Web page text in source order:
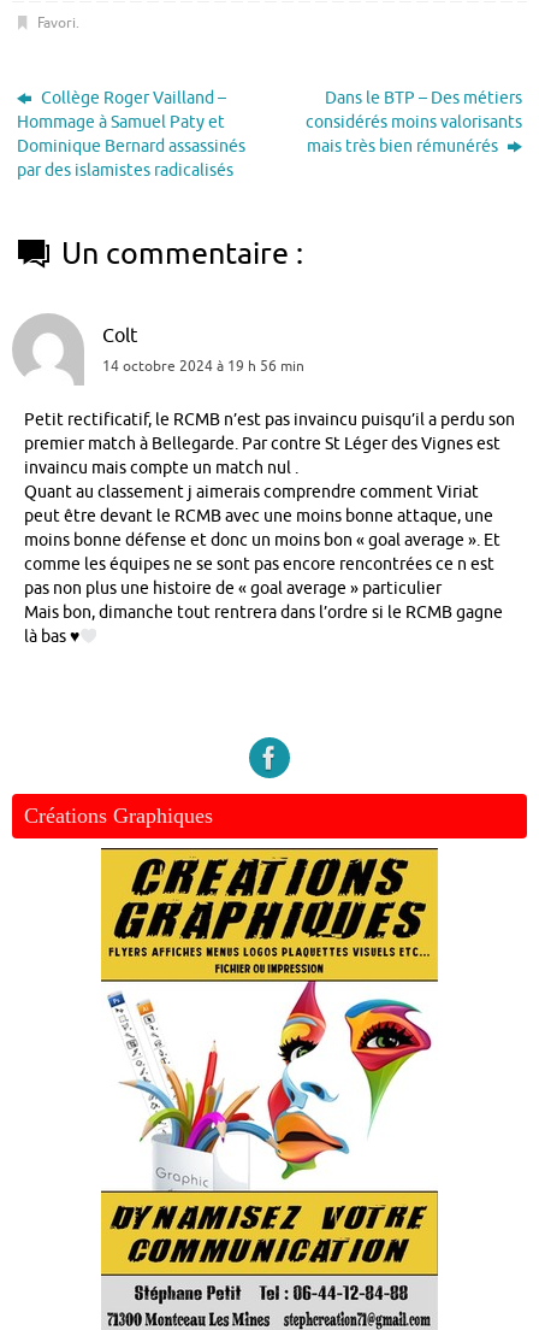
Favori.
Collège Roger Vailland –
Hommage à Samuel Paty et
Dominique Bernard assassinés
par des islamistes radicalisés
Dans le BTP – Des métiers
considérés moins valorisants
mais très bien rémunérés
Un commentaire :
Colt
14 octobre 2024 à 19 h 56 min
Petit rectificatif, le RCMB n’est pas invaincu puisqu’il a perdu son
premier match à Bellegarde. Par contre St Léger des Vignes est
invaincu mais compte un match nul .
Quant au classement j aimerais comprendre comment Viriat
peut être devant le RCMB avec une moins bonne attaque, une
moins bonne défense et donc un moins bon « goal average ». Et
comme les équipes ne se sont pas encore rencontrées ce n est
pas non plus une histoire de « goal average » particulier
Mais bon, dimanche tout rentrera dans l’ordre si le RCMB gagne
là bas♥️
Créations Graphiques